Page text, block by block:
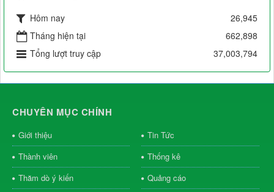
Hôm nay
26,945
Tháng hiện tại
662,898
Tổng lượt truy cập
37,003,794
CHUYÊN MỤC CHÍNH
Giới thiệu
Tin Tức
Thành viên
Thống kê
Thăm dò ý kiến
Quảng cáo